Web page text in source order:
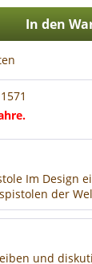
In den
Im Design
der
und